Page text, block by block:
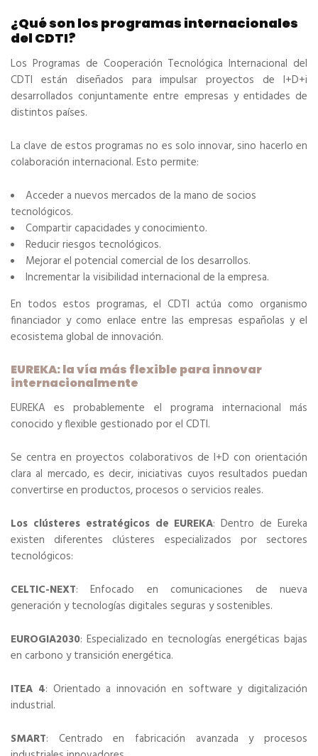
¿Qué son los programas internacionales
del CDTI?
Los Programas de Cooperación Tecnológica Internacional del
CDTI están diseñados para impulsar proyectos de I+D+i
desarrollados conjuntamente entre empresas y entidades de
distintos países.
La clave de estos programas no es solo innovar, sino hacerlo en
colaboración internacional. Esto permite:
Acceder a nuevos mercados de la mano de socios
tecnológicos.
Compartir capacidades y conocimiento.
Reducir riesgos tecnológicos.
Mejorar el potencial comercial de los desarrollos.
Incrementar la visibilidad internacional de la empresa.
En todos estos programas, el CDTI actúa como organismo
financiador y como enlace entre las empresas españolas y el
ecosistema global de innovación.
EUREKA: la vía más flexible para innovar
internacionalmente
EUREKA es probablemente el programa internacional más
conocido y flexible gestionado por el CDTI.
Se centra en proyectos colaborativos de I+D con orientación
clara al mercado, es decir, iniciativas cuyos resultados puedan
convertirse en productos, procesos o servicios reales.
Los clústeres estratégicos de EUREKA: Dentro de Eureka
existen diferentes clústeres especializados por sectores
tecnológicos:
CELTIC-NEXT: Enfocado en comunicaciones de nueva
generación y tecnologías digitales seguras y sostenibles.
EUROGIA2030: Especializado en tecnologías energéticas bajas
en carbono y transición energética.
ITEA 4: Orientado a innovación en software y digitalización
industrial.
SMART: Centrado en fabricación avanzada y procesos